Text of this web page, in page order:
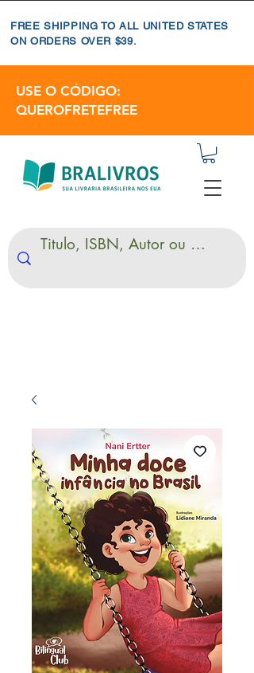
FREE SHIPPING TO ALL UNITED STATES
ON ORDERS OVER $39.
USE O CÓDIGO:
QUEROFRETEFREE